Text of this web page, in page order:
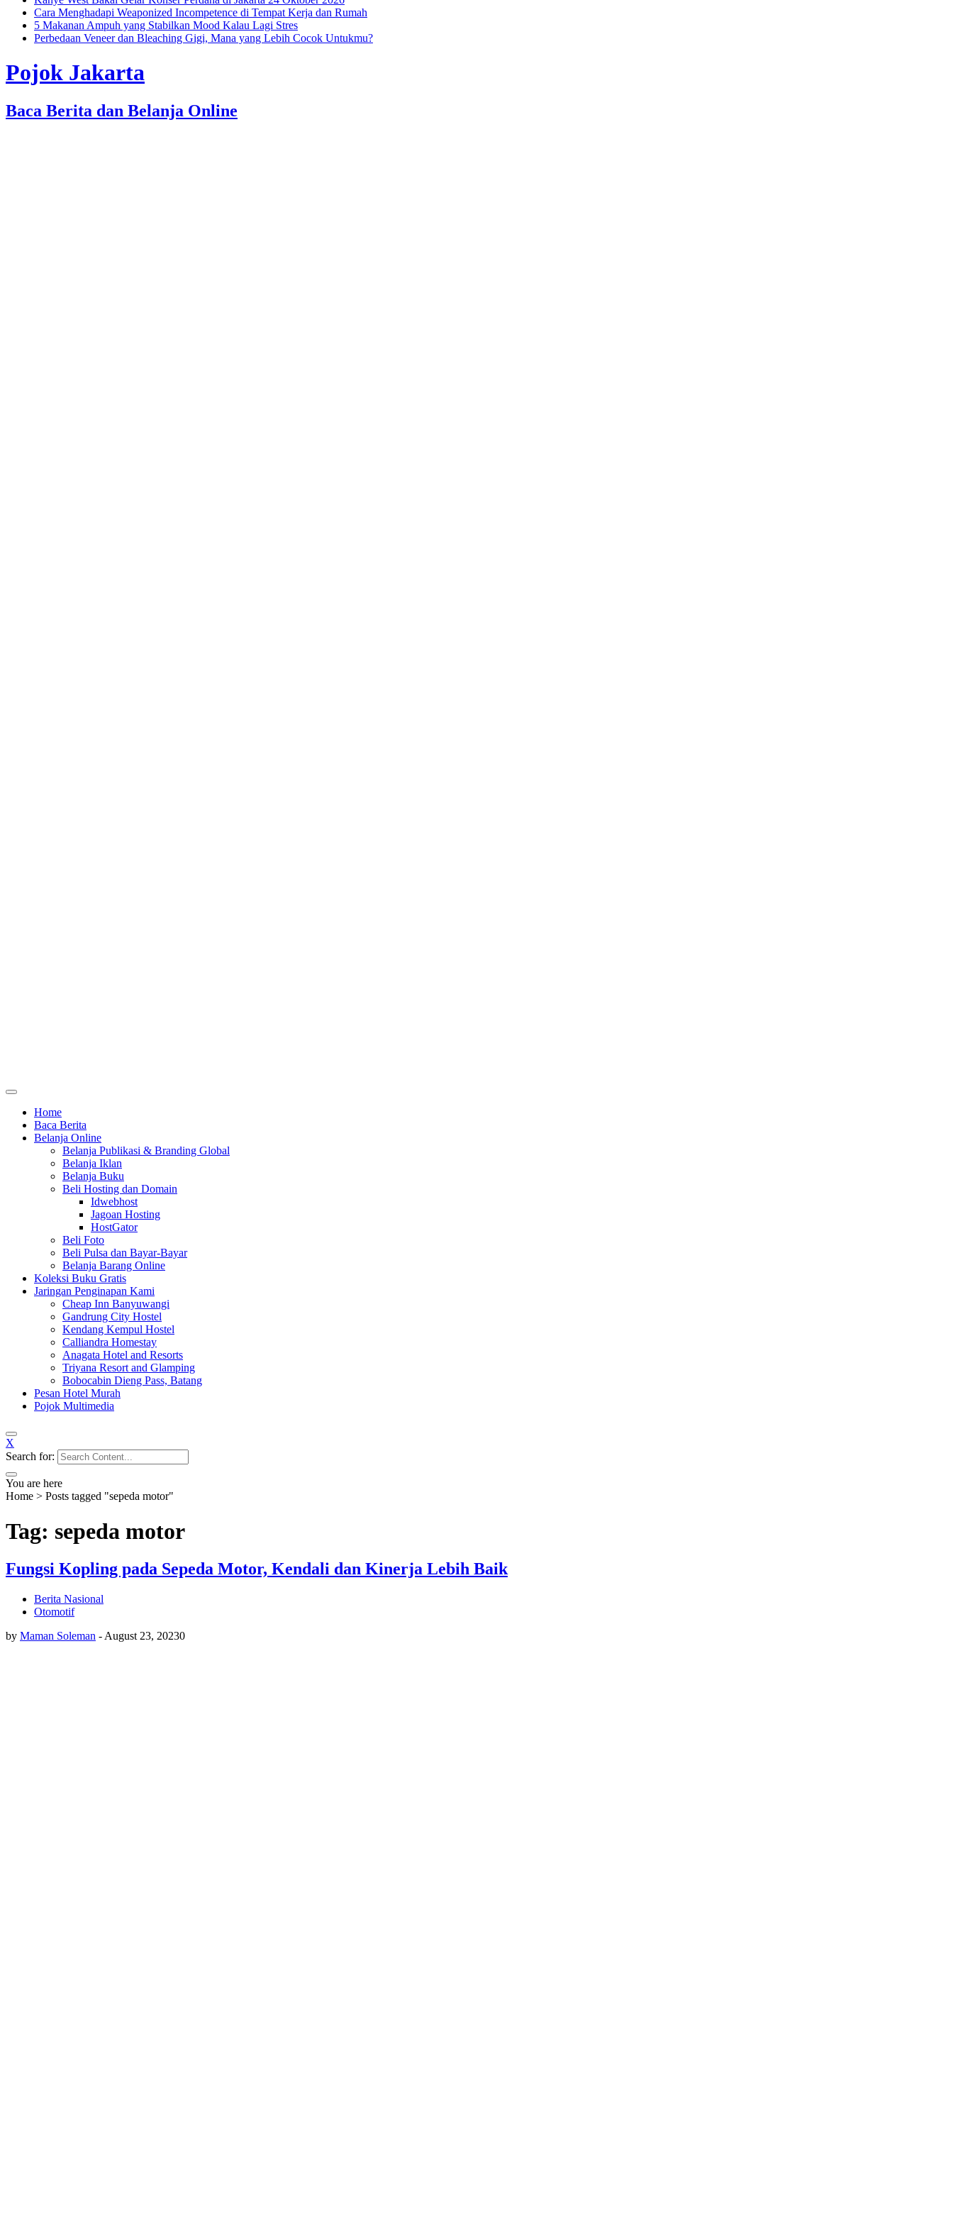
Cara Menghadapi Weaponized Incompetence di Tempat Kerja dan Rumah
5 Makanan Ampuh yang Stabilkan Mood Kalau Lagi Stres
Perbedaan Veneer dan Bleaching Gigi, Mana yang Lebih Cocok Untukmu?
Pojok Jakarta
Baca Berita dan Belanja Online
Home
Baca Berita
Belanja Online
Belanja Publikasi & Branding Global
Belanja Iklan
Belanja Buku
Beli Hosting dan Domain
Idwebhost
Jagoan Hosting
HostGator
Beli Foto
Beli Pulsa dan Bayar-Bayar
Belanja Barang Online
Koleksi Buku Gratis
Jaringan Penginapan Kami
Cheap Inn Banyuwangi
Gandrung City Hostel
Kendang Kempul Hostel
Calliandra Homestay
Anagata Hotel and Resorts
Triyana Resort and Glamping
Bobocabin Dieng Pass, Batang
Pesan Hotel Murah
Pojok Multimedia
X
Search for:
You are here
Home > Posts tagged "sepeda motor"
Tag: sepeda motor
Fungsi Kopling pada Sepeda Motor, Kendali dan Kinerja Lebih Baik
Berita Nasional
Otomotif
by Maman Soleman - August 23, 20230